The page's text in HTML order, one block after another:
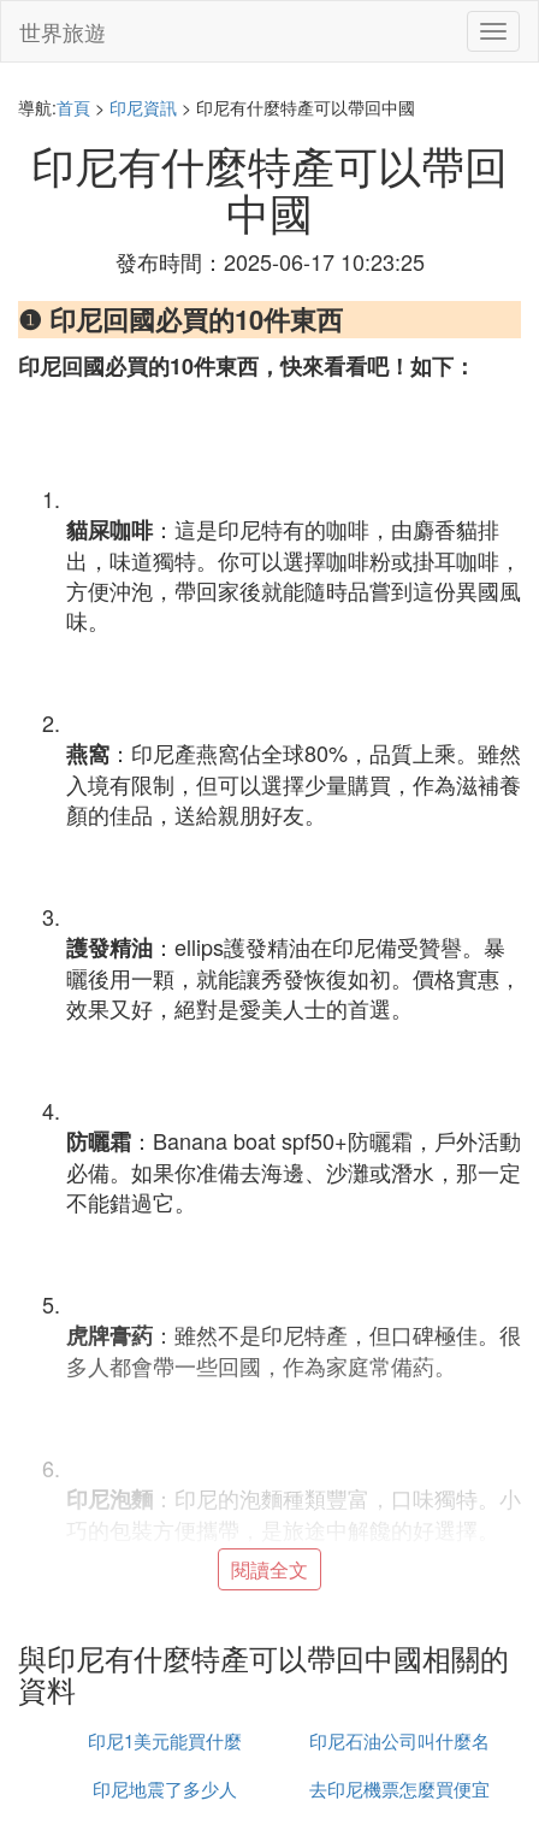
切
換
世界旅遊
導航:首頁 > 印尼資訊 > 印尼有什麼特產可以帶回中國
印尼有什麼特產可以帶回
中國
發布時間：2025-06-17 10:23:25
❶ 印尼回國必買的10件東西
印尼回國必買的10件東西，快來看看吧！如下：
貓屎咖啡：這是印尼特有的咖啡，由麝香貓排
出，味道獨特。你可以選擇咖啡粉或掛耳咖啡，
方便沖泡，帶回家後就能隨時品嘗到這份異國風
味。
燕窩 ：印尼產燕窩佔全球80%，品質上乘。雖然
入境有限制，但可以選擇少量購買，作為滋補養
顏的佳品，送給親朋好友。
護發精油 ：ellips護發精油在印尼備受贊譽。暴
曬後用一顆，就能讓秀發恢復如初。價格實惠，
效果又好，絕對是愛美人士的首選。
防曬霜 ：Banana boat spf50+防曬霜，戶外活動
必備。如果你准備去海邊、沙灘或潛水，那一定
不能錯過它。
虎牌膏葯 ：雖然不是印尼特產，但口碑極佳。很
多人都會帶一些回國，作為家庭常備葯。
印尼泡麵 ：印尼的泡麵種類豐富，口味獨特。小
巧的包裝方便攜帶，是旅途中解饞的好選擇。
Silver Queen巧克力：這款巧克力口感絲滑，
香氣濃郁，裡面還加了杏仁，絕對能給巧克力愛
閱讀全文
與印尼有什麼特產可以帶回中國相關的
資料
印尼1美元能買什麼
印尼石油公司叫什麼名
字
印尼地震了多少人
去印尼機票怎麼買便宜